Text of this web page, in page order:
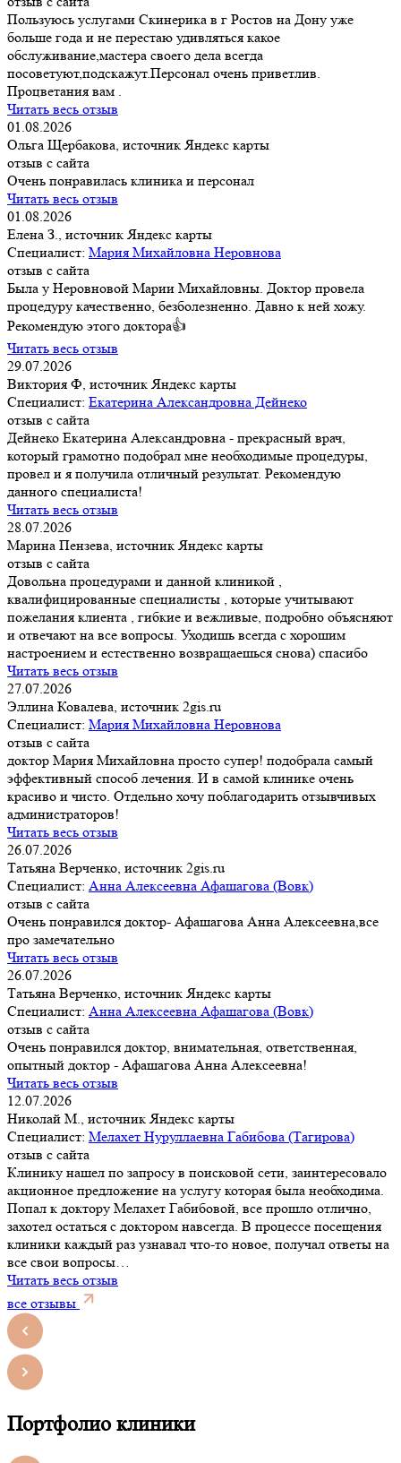
Пользуюсь услугами Скинерика в г Ростов на Дону уже
больше года и не перестаю удивляться какое
обслуживание,мастера своего дела всегда
посоветуют,подскажут.Персонал очень приветлив.
Процветания вам .
Читать весь отзыв
01.08.2026
Ольга Щербакова, источник Яндекс карты
отзыв с сайта
Очень понравилась клиника и персонал
Читать весь отзыв
01.08.2026
Елена З., источник Яндекс карты
Специалист: Мария Михайловна Неровнова
отзыв с сайта
Была у Неровновой Марии Михайловны. Доктор провела
процедуру качественно, безболезненно. Давно к ней хожу.
Рекомендую этого доктора👍
Читать весь отзыв
29.07.2026
Виктория Ф, источник Яндекс карты
Специалист: Екатерина Александровна Дейнеко
отзыв с сайта
Дейнеко Екатерина Александровна - прекрасный врач,
который грамотно подобрал мне необходимые процедуры,
провел и я получила отличный результат. Рекомендую
данного специалиста!
Читать весь отзыв
28.07.2026
Марина Пензева, источник Яндекс карты
отзыв с сайта
Довольна процедурами и данной клиникой ,
квалифицированные специалисты , которые учитывают
пожелания клиента , гибкие и вежливые, подробно объясняют
и отвечают на все вопросы. Уходишь всегда с хорошим
настроением и естественно возвращаешься снова) спасибо
Читать весь отзыв
27.07.2026
Эллина Ковалева, источник 2gis.ru
Специалист: Мария Михайловна Неровнова
отзыв с сайта
доктор Мария Михайловна просто супер! подобрала самый
эффективный способ лечения. И в самой клинике очень
красиво и чисто. Отдельно хочу поблагодарить отзывчивых
администраторов!
Читать весь отзыв
26.07.2026
Татьяна Верченко, источник 2gis.ru
Специалист: Анна Алексеевна Афашагова (Вовк)
отзыв с сайта
Очень понравился доктор- Афашагова Анна Алексеевна,все
про замечательно
Читать весь отзыв
26.07.2026
Татьяна Верченко, источник Яндекс карты
Специалист: Анна Алексеевна Афашагова (Вовк)
отзыв с сайта
Очень понравился доктор, внимательная, ответственная,
опытный доктор - Афашагова Анна Алексеевна!
Читать весь отзыв
12.07.2026
Николай М., источник Яндекс карты
Специалист: Мелахет Нуруллаевна Габибова (Тагирова)
отзыв с сайта
Клинику нашел по запросу в поисковой сети, заинтересовало
акционное предложение на услугу которая была необходима.
Попал к доктору Мелахет Габибовой, все прошло отлично,
захотел остаться с доктором навсегда. В процессе посещения
клиники каждый раз узнавал что-то новое, получал ответы на
все свои вопросы…
Читать весь отзыв
все отзывы
Портфолио клиники